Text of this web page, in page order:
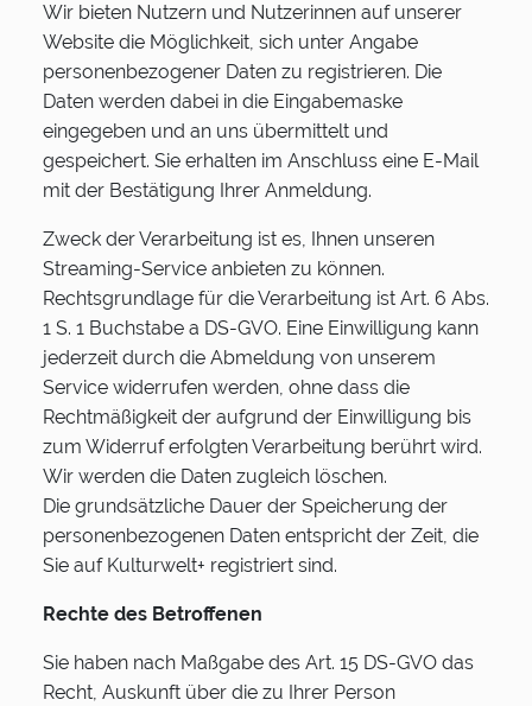
Wir bieten Nutzern und Nutzerinnen auf unserer
Website die Möglichkeit, sich unter Angabe
personenbezogener Daten zu registrieren. Die
Daten werden dabei in die Eingabemaske
eingegeben und an uns übermittelt und
gespeichert. Sie erhalten im Anschluss eine E-Mail
mit der Bestätigung Ihrer Anmeldung.
Zweck der Verarbeitung ist es, Ihnen unseren
Streaming-Service anbieten zu können.
Rechtsgrundlage für die Verarbeitung ist Art. 6 Abs.
1 S. 1 Buchstabe a DS-GVO. Eine Einwilligung kann
jederzeit durch die Abmeldung von unserem
Service widerrufen werden, ohne dass die
Rechtmäßigkeit der aufgrund der Einwilligung bis
zum Widerruf erfolgten Verarbeitung berührt wird.
Wir werden die Daten zugleich löschen.
Die grundsätzliche Dauer der Speicherung der
personenbezogenen Daten entspricht der Zeit, die
Sie auf Kulturwelt+ registriert sind.
Rechte des Betroffenen
Sie haben nach Maßgabe des Art. 15 DS-GVO das
Recht, Auskunft über die zu Ihrer Person